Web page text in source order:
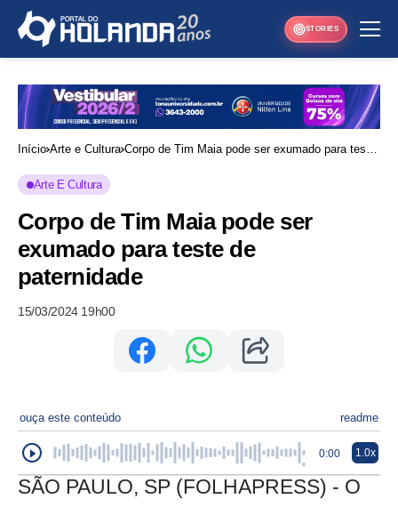
STORIES
Início Arte e Cultura Corpo de Tim Maia pode ser exumado para teste
Arte E Cultura
Corpo de Tim Maia pode ser
exumado para teste de
paternidade
15/03/2024 19h00
ouça este conteúdo readme
0:00 1.0x
SÃO PAULO, SP (FOLHAPRESS) - O